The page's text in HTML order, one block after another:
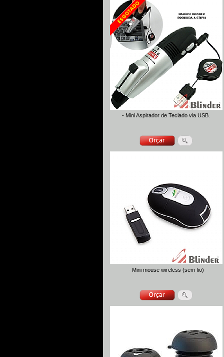
- Mini Aspirador de Teclado via USB.
- Mini mouse wireless (sem fio)